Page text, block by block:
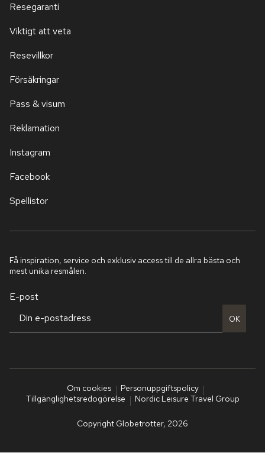
Resegaranti
Viktigt att veta
Resevillkor
Försäkringar
Pass & visum
Reklamation
Instagram
Facebook
Spellistor
Få inspiration, service och exklusiv access till de allra bästa och
mest unika resmålen.
E-post
OK
Om cookies
Personuppgiftspolicy
Tillgänglighetsredogörelse
Nordic Leisure Travel Group
Copyright Globetrotter, 2026